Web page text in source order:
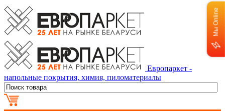
Европаркет -
напольные покрытия, химия, пиломатериалы
Мы Online